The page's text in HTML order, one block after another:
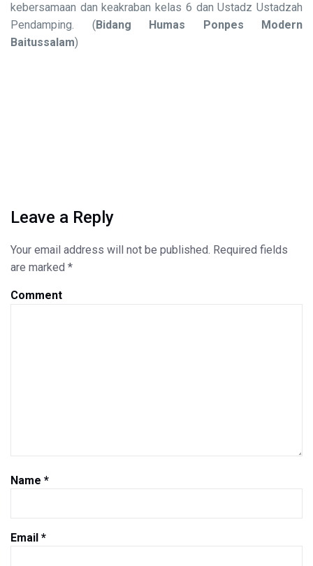
kebersamaan dan keakraban kelas 6 dan Ustadz Ustadzah
Pendamping. ( Bidang Humas Ponpes Modern
Baitussalam)
Leave a Reply
Your email address will not be published. Required fields
are marked *
Comment
Name *
Email *